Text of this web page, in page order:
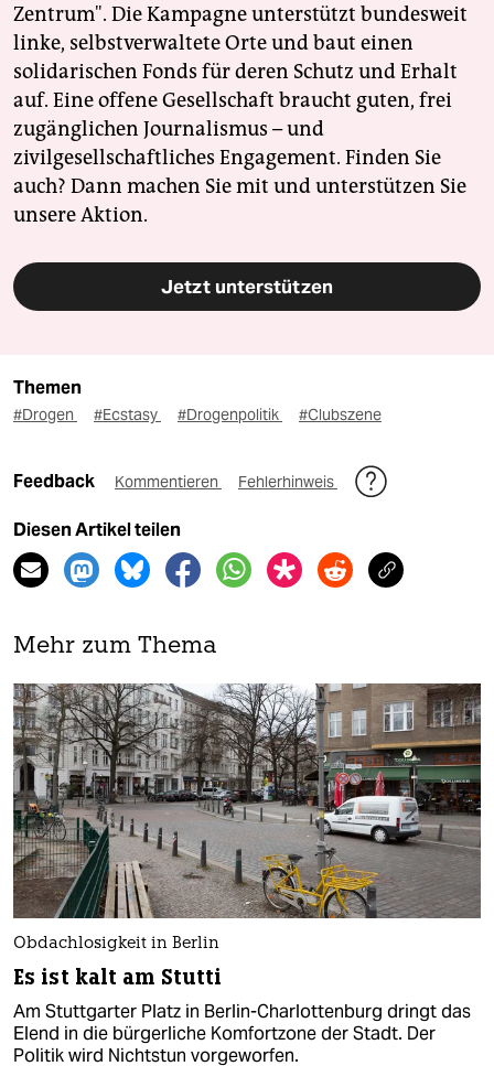
Zentrum". Die Kampagne unterstützt bundesweit
linke, selbstverwaltete Orte und baut einen
solidarischen Fonds für deren Schutz und Erhalt
auf. Eine offene Gesellschaft braucht guten, frei
zugänglichen Journalismus – und
zivilgesellschaftliches Engagement. Finden Sie
auch? Dann machen Sie mit und unterstützen Sie
unsere Aktion.
Jetzt unterstützen
Themen
#Drogen #Ecstasy #Drogenpolitik #Clubszene
Feedback Kommentieren Fehlerhinweis
Diesen Artikel teilen
Mehr zum Thema
Obdachlosigkeit in Berlin
Es ist kalt am Stutti
Am Stuttgarter Platz in Berlin-Charlottenburg dringt das
Elend in die bürgerliche Komfortzone der Stadt. Der
Politik wird Nichtstun vorgeworfen.